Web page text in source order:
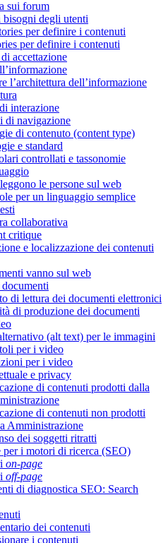
sui forum
degli utenti
per definire i contenuti
per definire i contenuti
accettazione
l’architettura dell’informazione
interazione
di navigazione
di contenuto (content type)
e standard
controllati e tassonomie
le persone sul web
per un linguaggio semplice
collaborativa
critique
e localizzazione dei contenuti
vanno sul web
di lettura dei documenti elettronici
di produzione dei documenti
(alt text) per le immagini
per i video
per i video
e privacy
di contenuti prodotti dalla
di contenuti non prodotti
Amministrazione
dei soggetti ritratti
i motori di ricerca (SEO)
on-page
off-page
di diagnostica SEO: Search
dei contenuti
i contenuti